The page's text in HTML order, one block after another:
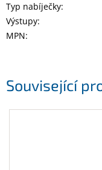
Přihlášení
Související
Typ nabíječky:
Výstupy:
MPN: